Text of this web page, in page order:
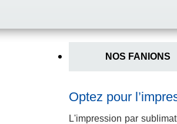
menu
Sous
interne
NOS FANIONS
Optez pour
L'impression par